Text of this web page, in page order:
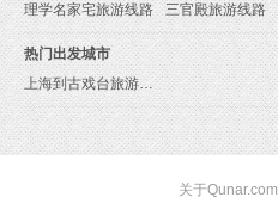
理学名家宅旅游线路
三官殿旅游线路
热门出发城市
上海到古戏台旅游报价
关于Qunar.com